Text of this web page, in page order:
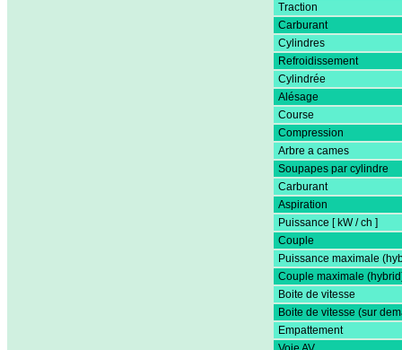
Traction
Carburant
Cylindres
Refroidissement
Cylindrée
Alésage
Course
Compression
Arbre a cames
Soupapes par cylindre
Carburant
Aspiration
Puissance [ kW / ch ]
Couple
Puissance maximale
Couple maximale
Boite de vitesse
Boite de vitesse (sur
Empattement